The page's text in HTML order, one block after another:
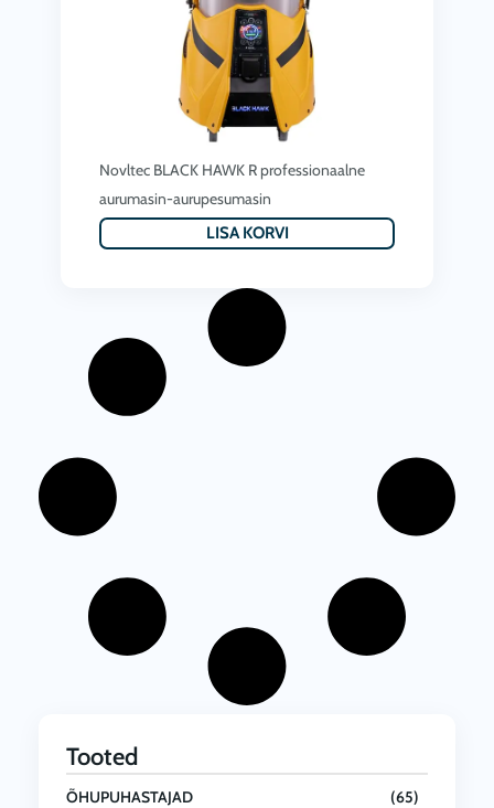
Novltec BLACK HAWK R professionaalne
aurumasin-aurupesumasin
LISA KORVI
Tooted
ÕHUPUHASTAJAD (65)